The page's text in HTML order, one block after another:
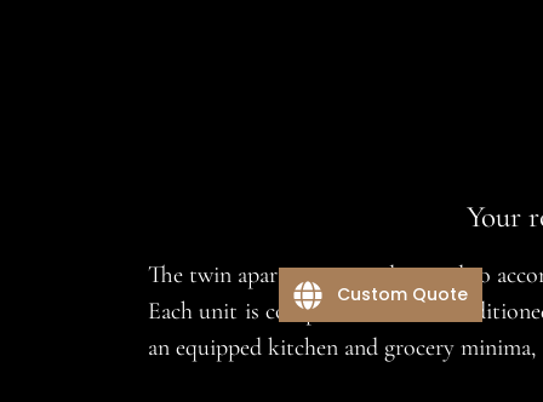
Your
The twin apartments are designed to
Each unit is composed of 2 air-
an equipped kitchen and grocery
Custom Quote